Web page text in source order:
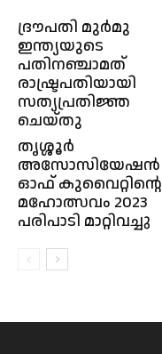
ദ്രൗപതി മുര്‍മു
ഇന്ത്യയുടെ
പതിനഞ്ചാമത്
രാഷ്ട്രപതിയായി
സത്യപ്രതിജ്ഞ
ചെയ്തു
തൃശ്ശൂർ
അസോസിയേഷൻ
ഓഫ് കുവൈറ്റിന്റെ
മഹോത്സവം 2023
പരിപാടി മാറ്റിവച്ചു